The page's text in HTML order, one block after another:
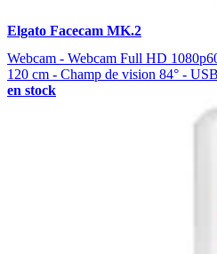
Elgato Facecam MK.2
Webcam - Webcam Full HD
120 cm - Champ de vision 84° -
en stock